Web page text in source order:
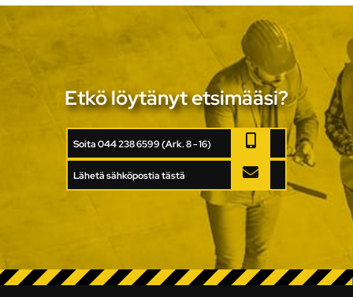
Etkö löytänyt etsimääsi?
Soita 044 238 6599 (Ark. 8 - 16)
Lähetä sähköpostia tästä